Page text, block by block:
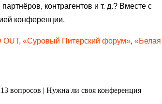
контрагентов и т. д.? Вместе с
конференции.
OUT, «Суровый Питерский форум», «Белая